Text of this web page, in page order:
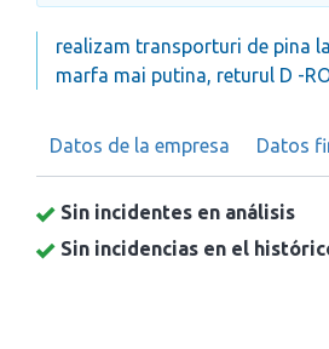
realizam transporturi de pina
marfa mai putina, returul D -
Datos de la empresa Datos
Sin incidentes en análisis
Sin incidencias en el